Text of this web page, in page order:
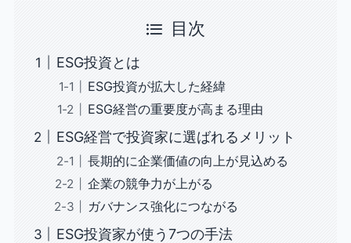
目次
ESG投資とは
ESG投資が拡大した経緯
ESG経営の重要度が高まる理由
ESG経営で投資家に選ばれるメリット
長期的に企業価値の向上が見込める
企業の競争力が上がる
ガバナンス強化につながる
ESG投資家が使う7つの手法